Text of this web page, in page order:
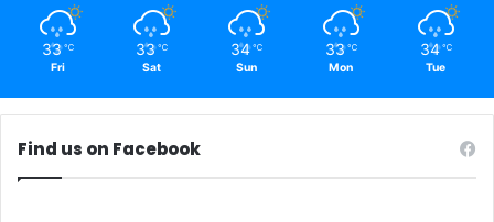
33 ℃
Fri
33 ℃
Sat
34 ℃
Sun
33 ℃
Mon
34 ℃
Tue
Find us on Facebook